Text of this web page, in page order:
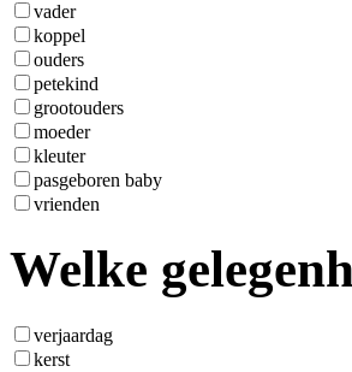
vader
koppel
ouders
petekind
grootouders
moeder
kleuter
pasgeboren baby
vrienden
Welke
verjaardag
kerst